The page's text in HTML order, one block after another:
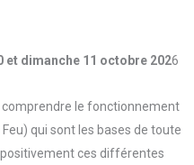
et dimanche 11 octobre 2026
le fonctionnement
qui sont les bases de toute
ces différentes